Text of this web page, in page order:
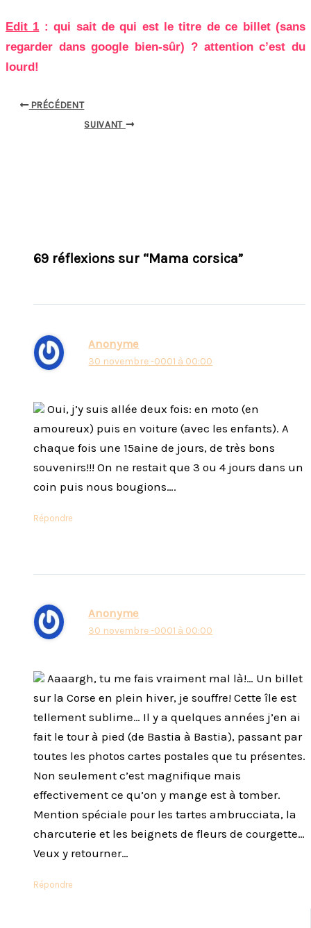
Edit 1 : qui sait de qui est le titre de ce billet (sans
regarder dans google bien-sûr) ? attention c’est du
lourd!
PRÉCÉDENT
SUIVANT
69 réflexions sur “Mama corsica”
Anonyme
30 novembre -0001 à 00:00
Oui, j’y suis allée deux fois: en moto (en
amoureux) puis en voiture (avec les enfants). A
chaque fois une 15aine de jours, de très bons
souvenirs!!! On ne restait que 3 ou 4 jours dans un
coin puis nous bougions….
Répondre
Anonyme
30 novembre -0001 à 00:00
Aaaargh, tu me fais vraiment mal là!… Un billet
sur la Corse en plein hiver, je souffre! Cette île est
tellement sublime… Il y a quelques années j’en ai
fait le tour à pied (de Bastia à Bastia), passant par
toutes les photos cartes postales que tu présentes.
Non seulement c’est magnifique mais
effectivement ce qu’on y mange est à tomber.
Mention spéciale pour les tartes ambrucciata, la
charcuterie et les beignets de fleurs de courgette…
Veux y retourner…
Répondre